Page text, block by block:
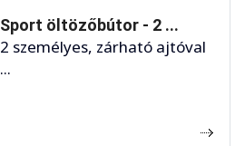
Sport öltözőbútor - 2 ...
2 személyes, zárható ajtóval
...